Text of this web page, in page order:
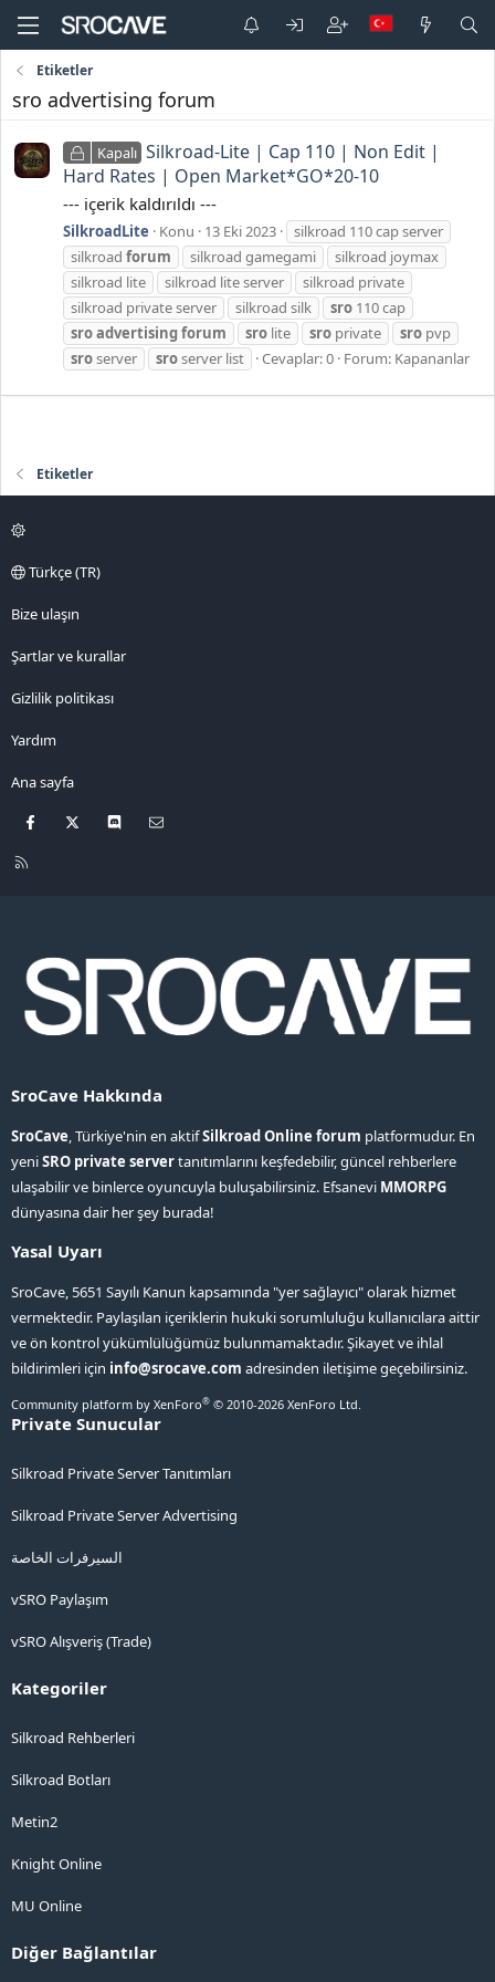
Etiketler
sro advertising forum
Kapalı Silkroad-Lite | Cap 110 | Non Edit |
Hard Rates | Open Market*GO*20-10
--- içerik kaldırıldı ---
SilkroadLite Konu 13 Eki 2023
silkroad 110 cap server
silkroad forum silkroad gamegami
silkroad joymax
silkroad lite
silkroad lite server
silkroad private
silkroad private server
silkroad silk sro 110 cap
sroadvertisingforum sro lite sro private sro pvp
sroserver sroserver list Cevaplar: 0 Forum: Kapananlar
Etiketler
Türkçe (TR)
Bize ulaşın
Şartlar ve kurallar
Gizlilik politikası
Yardım
Ana sayfa
Facebook Discord
R
SroCave Hakkında
SroCave, Türkiye'nin en aktifSilkroad Online forum platformudur. En
yeniSRO private servertanıtımlarını keşfedebilir, güncel rehberlere
ulaşabilir ve binlerce oyuncuyla buluşabilirsiniz. Efsanevi MMORPG
dünyasına dair her şey burada!
Yasal Uyarı
SroCave, 5651 Sayılı Kanun kapsamında "yer sağlayıcı" olarak hizmet
vermektedir. Paylaşılan içeriklerin hukuki sorumluluğu kullanıcılara aittir
ve ön kontrol yükümlülüğümüz bulunmamaktadır. Şikayet ve ihlal
bildirimleri için info@srocave.com adresinden iletişime geçebilirsiniz.
Community platform by XenForo® © 2010-2026 XenForo Ltd.
Private Sunucular
Silkroad Private Server Tanıtımları
Silkroad Private Server Advertising
السيرفرات الخاصة
vSRO Paylaşım
vSRO Alışveriş (Trade)
Kategoriler
Silkroad Rehberleri
Silkroad Botları
Metin2
Knight Online
MU Online
Diğer Bağlantılar